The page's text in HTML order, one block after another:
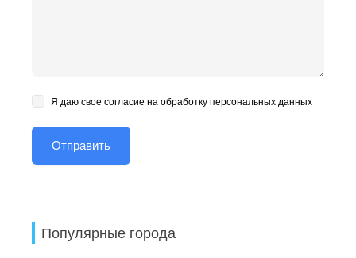
Я даю свое согласие на обработку персональных данных
Популярные города